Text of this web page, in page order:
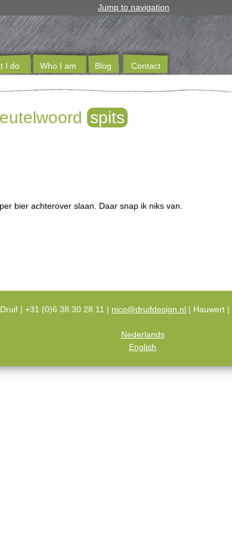
Jump to navigation
spits
bier achterover slaan. Daar snap ik niks van.
I do Who I am Blog Contact
| +31 (0)6 38 30 28 11 | nico@druifdesign.nl | Hauwert |
Nederlands
English